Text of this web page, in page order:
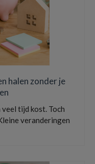
halen zonder je
veel tijd kost. Toch
veranderingen